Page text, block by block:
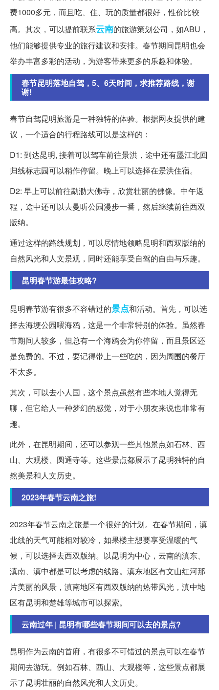
费1000多元，而且吃、住、玩的质量都很好，性价比较
高。其次，可以提前联系云南的旅游策划公司，如ABU，
他们能够提供专业的旅行建议和安排。春节期间昆明也会
举办丰富多彩的活动，为游客带来更多的乐趣和体验。
春节昆明落地自驾，5、6天时间，求推荐路线，谢
谢!
春节自驾昆明旅游是一种独特的体验。根据网友提供的建
议，一个适合的行程路线可以是这样的：
D1: 到达昆明, 接着可以驾车前往景洪，途中还有墨江北回
归线标志园可以稍作停留。晚上可以选择在景洪住宿。
D2: 早上可以前往勐泐大佛寺，欣赏壮丽的佛像。中午返
程，途中还可以去曼听公园漫步一番，然后继续前往西双
版纳。
通过这样的路线规划，可以尽情地领略昆明和西双版纳的
自然风光和人文景观，同时还能享受自驾的自由与乐趣。
昆明春节游最佳攻略?
昆明春节游有很多不容错过的景点和活动。首先，可以选
择去海埂公园喂海鸥，这是一个非常特别的体验。虽然春
节期间人较多，但总有一个海鸥会为你停留，而且景区还
是免费的。不过，要记得带上一些吃的，因为周围的餐厅
不太多。
其次，可以去小人国，这个景点虽然有些本地人觉得无
聊，但它给人一种梦幻的感觉，对于小朋友来说也非常有
趣。
此外，在昆明期间，还可以参观一些其他景点如石林、西
山、大观楼、圆通寺等。这些景点都展示了昆明独特的自
然美景和人文历史。
2023年春节云南之旅!
2023年春节云南之旅是一个很好的计划。在春节期间，滇
北线的天气可能相对较冷，如果楼主想要享受温暖的气
候，可以选择去西双版纳。以昆明为中心，云南的滇东、
滇南、滇中都是可以考虑的线路。滇东地区有文山红河那
片美丽的风景，滇南地区有西双版纳的热带风光，滇中地
区有昆明和楚雄等城市可以探索。
云南过年 | 昆明有哪些春节期间可以去的景点?
昆明作为云南的首府，有很多不可错过的景点可以在春节
期间去游玩。例如石林、西山、大观楼等，这些景点都展
示了昆明壮丽的自然风光和人文历史。